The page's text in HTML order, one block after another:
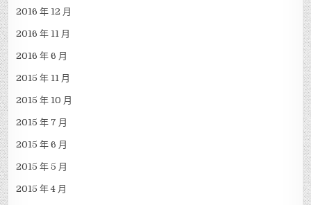
2016 年 12 月
2016 年 11 月
2016 年 6 月
2015 年 11 月
2015 年 10 月
2015 年 7 月
2015 年 6 月
2015 年 5 月
2015 年 4 月